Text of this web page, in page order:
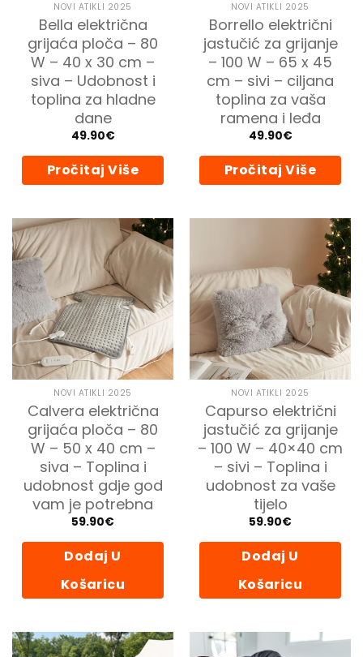
NOVI ATIKLI 2025
Bella električna
grijaća ploča – 80
W – 40 x 30 cm –
siva – Udobnost i
toplina za hladne
dane
49.90€
Pročitaj Više
NOVI ATIKLI 2025
Borrello električni
jastučić za grijanje
– 100 W – 65 x 45
cm – sivi – ciljana
toplina za vaša
ramena i leđa
49.90€
Pročitaj Više
NOVI ATIKLI 2025
Calvera električna
grijaća ploča – 80
W – 50 x 40 cm –
siva – Toplina i
udobnost gdje god
vam je potrebna
59.90€
Dodaj U
Košaricu
NOVI ATIKLI 2025
Capurso električni
jastučić za grijanje
– 100 W – 40×40 cm
– sivi – Toplina i
udobnost za vaše
tijelo
59.90€
Dodaj U
Košaricu